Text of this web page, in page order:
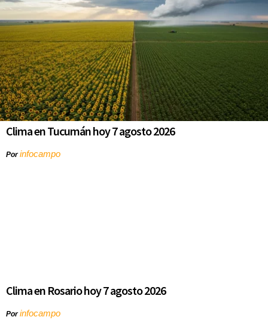
Clima en Tucumán hoy 7 agosto 2026
Porinfocampo
Clima en Rosario hoy 7 agosto 2026
Porinfocampo